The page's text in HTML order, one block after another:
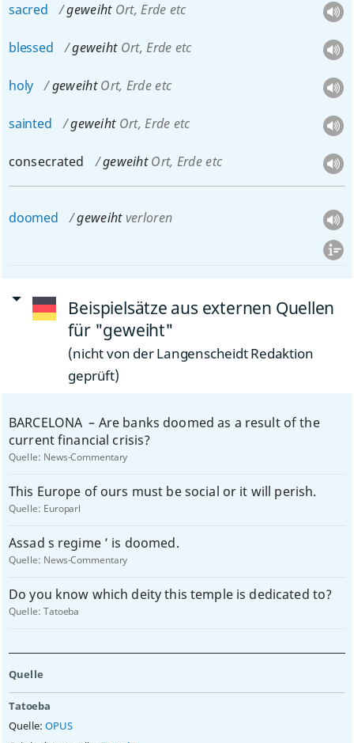
sacred geweiht Ort, Erde etc
blessed geweiht Ort, Erde etc
holy geweiht Ort, Erde etc
sainted geweiht Ort, Erde etc
consecrated geweiht Ort, Erde etc
doomed geweiht verloren
Beispielsätze aus externen Quellen
für "geweiht"
(nicht von der Langenscheidt Redaktion
geprüft)
BARCELONA ­ – Are banks doomed as a result of the
current financial crisis?
Quelle: News-Commentary
This Europe of ours must be social or it will perish.
Quelle: Europarl
Assad s regime ’ is doomed.
Quelle: News-Commentary
Do you know which deity this temple is dedicated to?
Quelle:Tatoeba
Quelle
Tatoeba
Quelle:OPUS